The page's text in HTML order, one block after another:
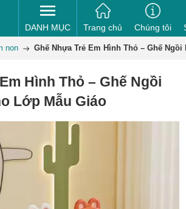
DANH MỤC Trang chủ Chúng tôi
non Ghế Nhựa Trẻ Em Hình Thỏ – Ghế
Hình Thỏ – Ghế Ngồi
Lớp Mẫu Giáo